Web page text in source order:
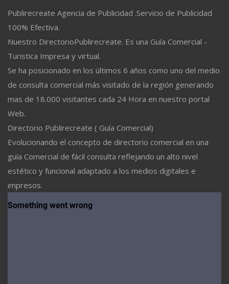
Publirecreate Agencia de Publicidad .Servicio de Publicidad
100% Efectiva.
Nuestro DirectorioPublirecreate. Es una Guía Comercial -
Turistica Impresa y virtual.
Se ha posicionado en los últimos 6 años como uno del medio
de consulta comercial más visitado de la región generando
mas de 18.000 visitantes cada 24 Hora en nuestro portal
Web.
Directorio Publirecreate ( Guía Comercial)
Evolucionando el concepto de directorio comercial en una
guía Comercial de fácil consulta reflejando un alto nivel
estético y funcional adaptado a los medios digitales e
impresos.